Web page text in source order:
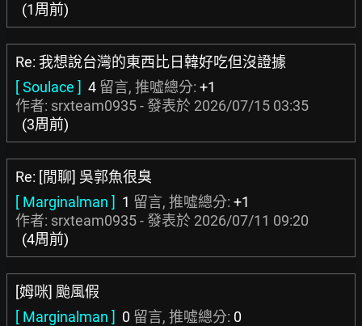
(1周前)
Re: 我想說台灣的東西比日韓好吃但沒證據
[ Soulace ] 4 留言, 推噓總分: +1
作者: srxteam0935 - 發表於 2026/07/15 03:35
(3周前)
Re: [閒聊] 吳郭魚很臭
[ Marginalman ] 1 留言, 推噓總分: +1
作者: srxteam0935 - 發表於 2026/07/11 09:20
(4周前)
[姆咪] 颱風假
[ Marginalman ] 0 留言, 推噓總分: 0